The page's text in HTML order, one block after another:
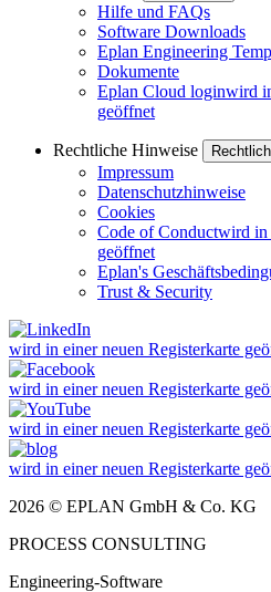
Hilfe und FAQs
Software Downloads
Eplan Engineering
Dokumente
Eplan Cloud loginwird
geöffnet
Rechtliche Hinweise
Impressum
Datenschutzhinweise
Cookies
Code of Conductwird in
geöffnet
Eplan's
Trust & Security
wird in einer neuen Registerkarte
wird in einer neuen Registerkarte
wird in einer neuen Registerkarte
wird in einer neuen Registerkarte
2026 © EPLAN GmbH & Co. KG
PROCESS CONSULTING
Engineering-Software